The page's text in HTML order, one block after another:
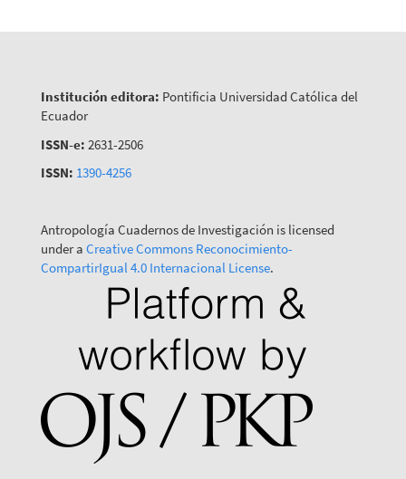
Institución editora: Pontificia Universidad Católica del
Ecuador
ISSN-e: 2631-2506
ISSN: 1390-4256
Antropología Cuadernos de Investigación is licensed
under a Creative Commons Reconocimiento-
CompartirIgual 4.0 Internacional License.